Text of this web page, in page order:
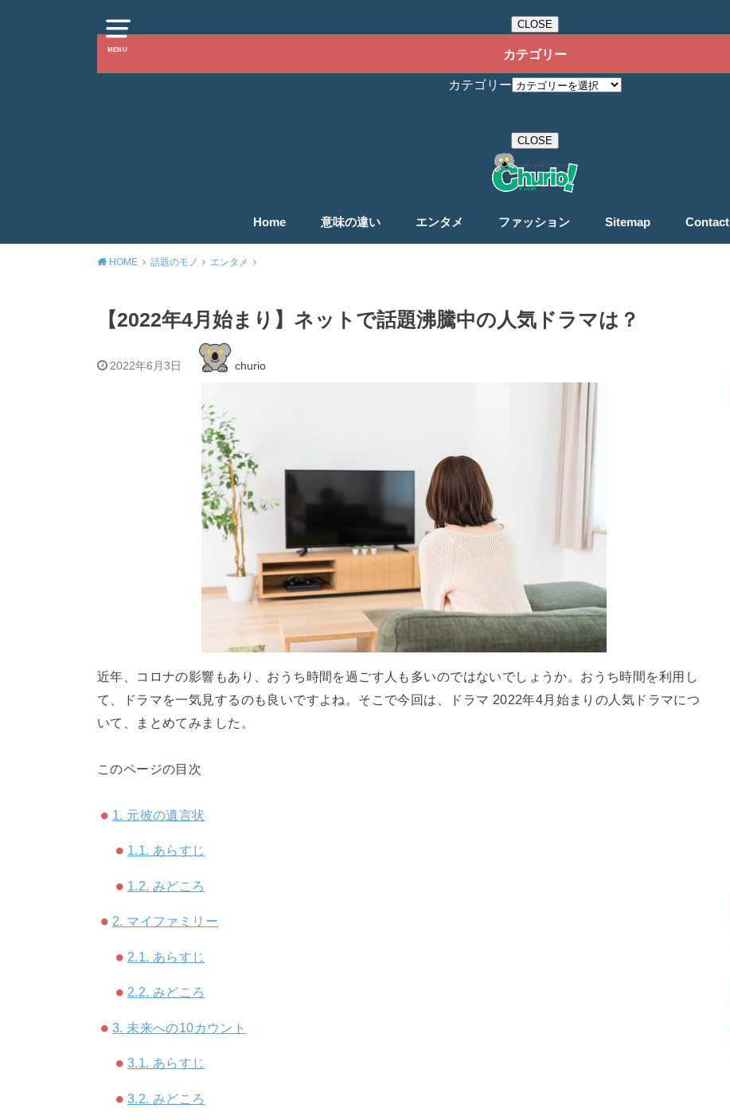
MENU
CLOSE
カテゴリー
カテゴリー
CLOSE
Home 意味の違い エンタメ ファッション Sitemap Contact
HOME 話題のモノ エンタメ
【2022年4月始まり】ネットで話題沸騰中の人気ドラマは？
2022年6月3日 churio
近年、コロナの影響もあり、おうち時間を過ごす人も多いのではないでしょうか。おうち時間を利用し
て、ドラマを一気見するのも良いですよね。そこで今回は、ドラマ 2022年4月始まりの人気ドラマにつ
いて、まとめてみました。
このページの目次
1. 元彼の遺言状
1.1. あらすじ
1.2. みどころ
2. マイファミリー
2.1. あらすじ
2.2. みどころ
3. 未来への10カウント
3.1. あらすじ
3.2. みどころ